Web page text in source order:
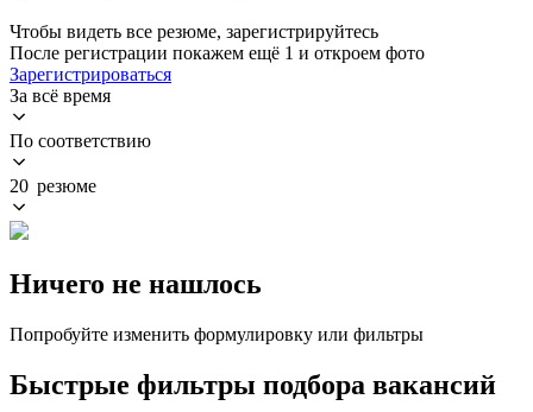
Чтобы видеть все резюме, зарегистрируйтесь
После регистрации покажем ещё 1 и откроем фото
Зарегистрироваться
За всё время
По соответствию
20 резюме
Ничего не нашлось
Попробуйте изменить формулировку или фильтры
Быстрые фильтры подбора вакансий